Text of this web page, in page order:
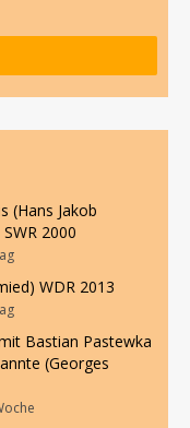
(Hans Jakob
2000
WDR 2013
Bastian Pastewka
(Georges